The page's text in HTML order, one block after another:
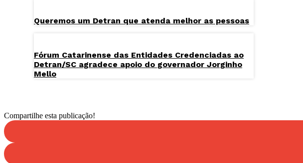
Queremos um Detran que atenda melhor as pessoas
Fórum Catarinense das Entidades Credenciadas ao
Detran/SC agradece apoio do governador Jorginho
Mello
Compartilhe esta publicação!